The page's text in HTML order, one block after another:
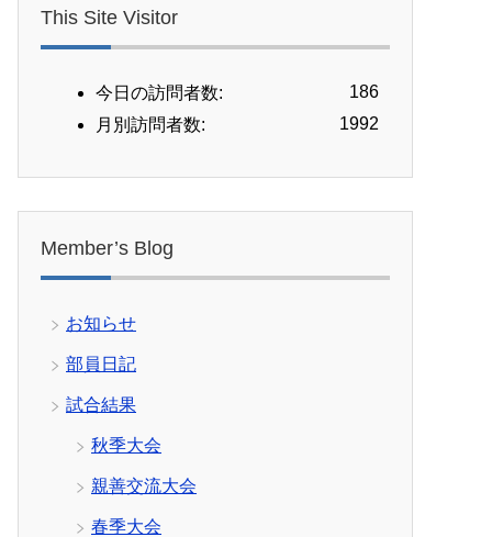
This Site Visitor
186
今日の訪問者数:
1992
月別訪問者数:
Member’s Blog
お知らせ
部員日記
試合結果
秋季大会
親善交流大会
春季大会